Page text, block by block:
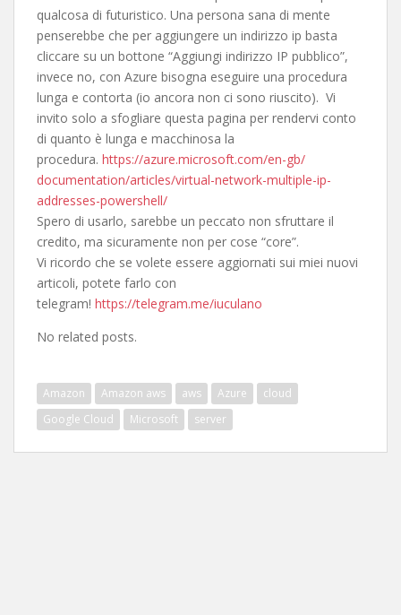
qualcosa di futuristico. Una persona sana di mente
penserebbe che per aggiungere un indirizzo ip basta
cliccare su un bottone “Aggiungi indirizzo IP pubblico”,
invece no, con Azure bisogna eseguire una procedura
lunga e contorta (io ancora non ci sono riuscito). Vi
invito solo a sfogliare questa pagina per rendervi conto
di quanto è lunga e macchinosa la
procedura. https://azure.microsoft.com/en-gb/
documentation/articles/virtual-network-multiple-ip-
addresses-powershell/
Spero di usarlo, sarebbe un peccato non sfruttare il
credito, ma sicuramente non per cose “core”.
Vi ricordo che se volete essere aggiornati sui miei nuovi
articoli, potete farlo con
telegram! https://telegram.me/iuculano
No related posts.
Amazon Amazon aws aws Azure
cloud
Google Cloud
Microsoft server